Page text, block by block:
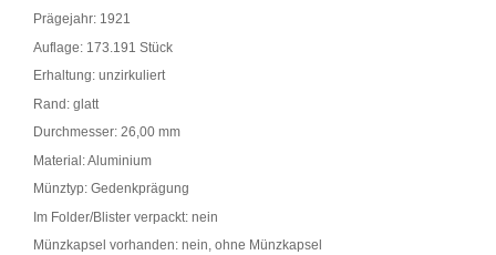
Prägejahr: 1921
Auflage: 173.191 Stück
Erhaltung: unzirkuliert
Rand: glatt
Durchmesser: 26,00 mm
Material: Aluminium
Münztyp: Gedenkprägung
Im Folder/Blister verpackt: nein
Münzkapsel vorhanden: nein, ohne Münzkapsel